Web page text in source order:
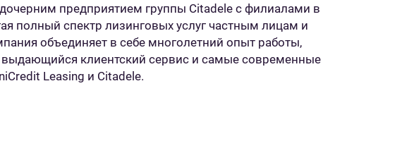
дочерним предприятием группы Citadele с филиалами в
полный спектр лизинговых услуг частным лицам и
объединяет в себе многолетний опыт работы,
клиентский сервис и самые современные
Leasing и Citadele.